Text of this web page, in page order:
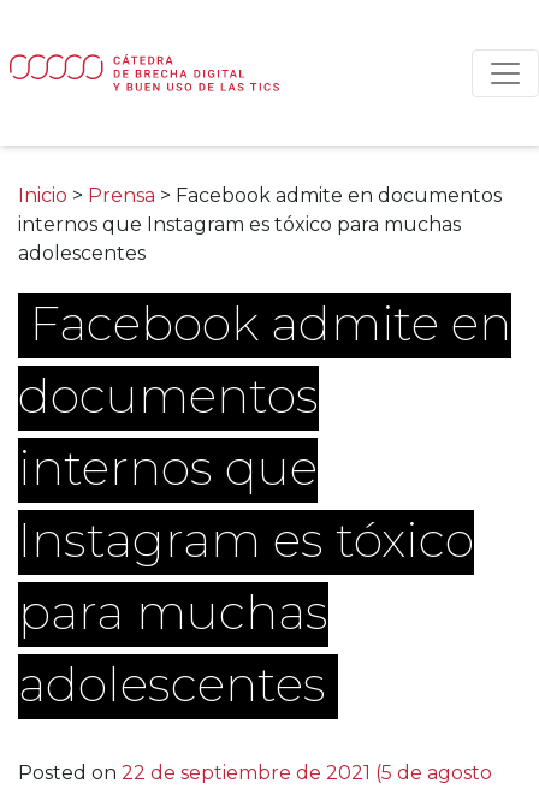
Main Navigation
Inicio > Prensa > Facebook admite en documentos
internos que Instagram es tóxico para muchas
adolescentes
Facebook admite en
documentos
internos que
Instagram es tóxico
para muchas
adolescentes
Posted on 22 de septiembre de 2021 (5 de agosto